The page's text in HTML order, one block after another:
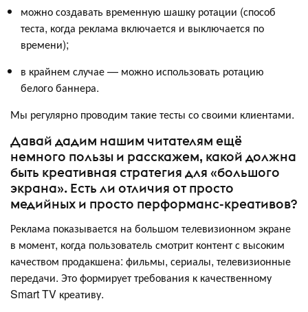
можно создавать временную шашку ротации (способ
теста, когда реклама включается и выключается по
времени);
в крайнем случае — можно использовать ротацию
белого баннера.
Мы регулярно проводим такие тесты со своими клиентами.
Давай дадим нашим читателям ещё
немного пользы и расскажем, какой должна
быть креативная стратегия для «большого
экрана». Есть ли отличия от просто
медийных и просто перформанс-креативов?
Реклама показывается на большом телевизионном экране
в момент, когда пользователь смотрит контент с высоким
качеством продакшена: фильмы, сериалы, телевизионные
передачи. Это формирует требования к качественному
Smart TV креативу.